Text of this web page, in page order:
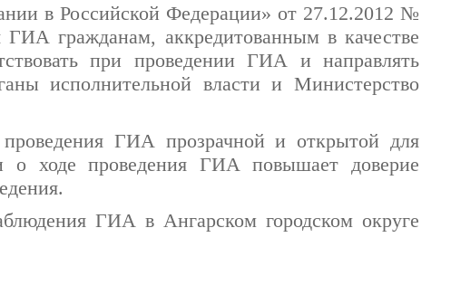
в Российской Федерации» от 27.12.2012 №
гражданам, аккредитованным в качестве
при проведении ГИА и направлять
исполнительной власти и Министерство
проведения ГИА прозрачной и открытой для
о ходе проведения ГИА повышает доверие
ГИА в Ангарском городском округе